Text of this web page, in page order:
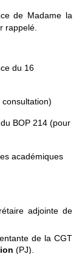
de Madame la
rappelé.
du 16
BOP 214 (pour
académiques
adjointe de
de la CGT
(PJ).